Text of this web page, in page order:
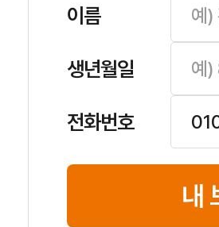
이름
생년월일
전화번호
내